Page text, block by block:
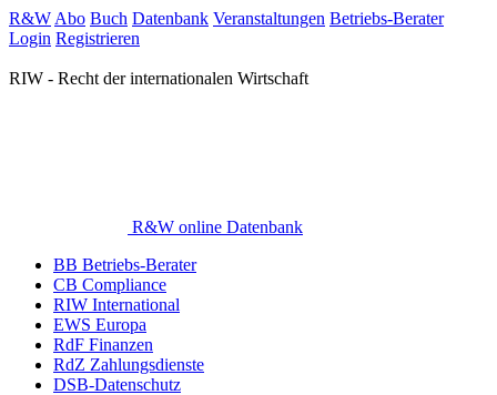
R&W Abo Buch Datenbank Veranstaltungen Betriebs-Berater
Login Registrieren
RIW - Recht der internationalen Wirtschaft
R&W online Datenbank
BB Betriebs-Berater
CB Compliance
RIW International
EWS Europa
RdF Finanzen
RdZ Zahlungsdienste
DSB-Datenschutz